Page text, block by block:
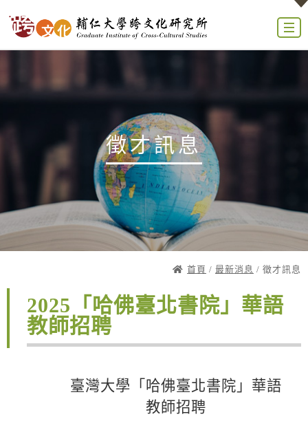
徵才訊息
首頁 / 最新消息 / 徵才訊息
2025「哈佛臺北書院」華語
教師招聘
臺灣大學「哈佛臺北書院」華語
教師招聘